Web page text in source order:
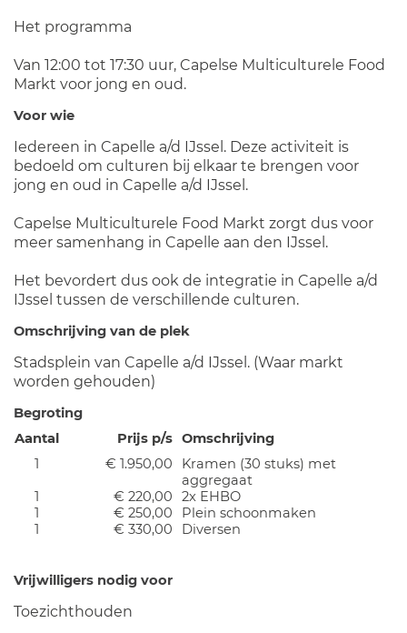
Het programma
Van 12:00 tot 17:30 uur, Capelse Multiculturele Food
Markt voor jong en oud.
Voor wie
Iedereen in Capelle a/d IJssel. Deze activiteit is
bedoeld om culturen bij elkaar te brengen voor
jong en oud in Capelle a/d IJssel.
Capelse Multiculturele Food Markt zorgt dus voor
meer samenhang in Capelle aan den IJssel.
Het bevordert dus ook de integratie in Capelle a/d
IJssel tussen de verschillende culturen.
Omschrijving van de plek
Stadsplein van Capelle a/d IJssel. (Waar markt
worden gehouden)
Begroting
Aantal
Prijs p/s Omschrijving
1
€ 1.950,00
Kramen (30 stuks) met
aggregaat
1
€ 220,00
2x EHBO
1
€ 250,00
Plein schoonmaken
1
€ 330,00 Diversen
Vrijwilligers nodig voor
Toezichthouden